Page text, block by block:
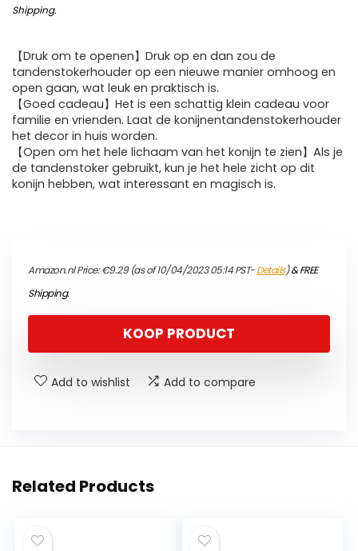
Shipping.
【Druk om te openen】Druk op en dan zou de
tandenstokerhouder op een nieuwe manier omhoog en
open gaan, wat leuk en praktisch is.
【Goed cadeau】Het is een schattig klein cadeau voor
familie en vrienden. Laat de konijnentandenstokerhouder
het decor in huis worden.
【Open om het hele lichaam van het konijn te zien】Als je
de tandenstoker gebruikt, kun je het hele zicht op dit
konijn hebben, wat interessant en magisch is.
Amazon.nl Price:€9.29(as of 10/04/2023 05:14 PST-Details)&FREE
Shipping.
KOOP PRODUCT
Add to wishlist Add to compare
Related Products